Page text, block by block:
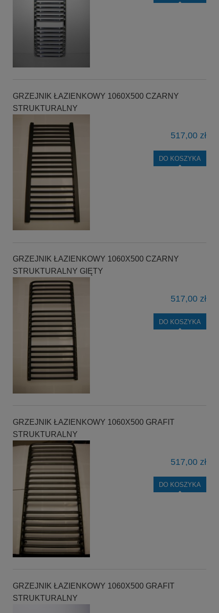
GRZEJNIK ŁAZIENKOWY 1060X500 CZARNY
STRUKTURALNY
517,00 zł
DO KOSZYKA
GRZEJNIK ŁAZIENKOWY 1060X500 CZARNY
STRUKTURALNY GIĘTY
517,00 zł
DO KOSZYKA
GRZEJNIK ŁAZIENKOWY 1060X500 GRAFIT
STRUKTURALNY
517,00 zł
DO KOSZYKA
GRZEJNIK ŁAZIENKOWY 1060X500 GRAFIT
STRUKTURALNY